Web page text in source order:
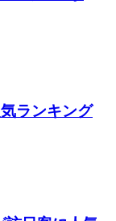
ランキング